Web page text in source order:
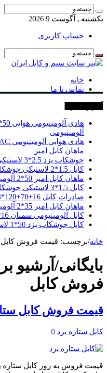
یکشنبه , آگوست 9 2026
حساب کاربری
خانه
تماس با ما
آلومینیومی
ماهان کابل امیر
جوشکاب یزد 2.5*3 لاستیکی نسوز نمایندگی لاله زار
کابل 1.5*2 لاستیکی جوشکاب یزد لیست قیمت روز
ماهان کابل امیر 50*2 آلومینیومی PVC نمایندگی اصلی
کابل 1.5*3 لاستیکی جوشکاب یزد فروش عمده
صادرات کابل 16+70+120*3 ABC هوایی بهترین قیمت ایران
ماهان کابل امیر 35*2 آلومینیومی دفتر فروش لاله زار
کابل آلومینیومی سمنان 16*4 پی وی سی نمایندگی فروش
کابل جوشکاب یزد 50*1 لاستیکی نمایندگی اصلی فروش
خانه/برچسب: قیمت فروش کابل
بایگانی/آرشیو
فروش کابل
قیمت فروش کابل
کابل ستاره یزد 0
قیمت فروش به روز کابل ستاره